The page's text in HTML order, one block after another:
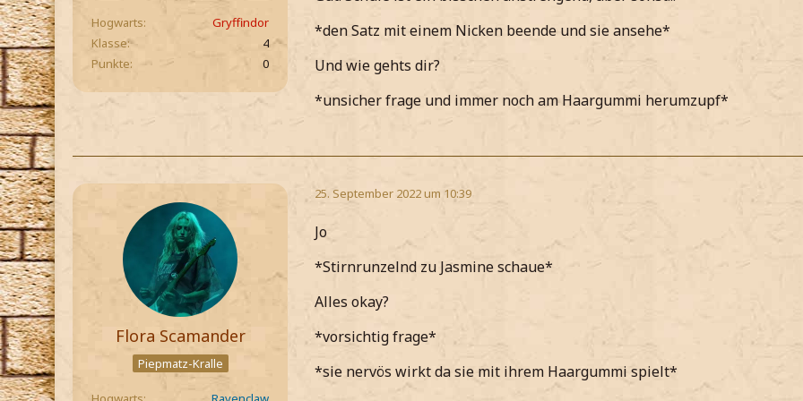
Hogwarts
Gryffindor
Klasse
4
Punkte
0
*den Satz mit einem Nicken beende und sie ansehe*
Und wie gehts dir?
*unsicher frage und immer noch am Haargummi herumzupf*
Flora Scamander
Piepmatz-Kralle
25. September 2022 um 10:39
Jo
*Stirnrunzelnd zu Jasmine schaue*
Alles okay?
*vorsichtig frage*
*sie nervös wirkt da sie mit ihrem Haargummi spielt*